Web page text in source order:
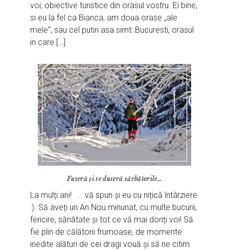
voi, obiective turistice din orasul vostru. Ei bine,
si eu la fel ca Bianca, am doua orase „ale
mele”, sau cel putin asa simt: Bucuresti, orasul
in care […]
Fuseră și se duseră sărbătorile…
La mulți ani! … vă spun și eu cu nițică întârziere
:). Să aveți un An Nou minunat, cu multe bucurii,
fericire, sănătate și tot ce vă mai doriți voi! Să
fie plin de călătorii frumoase, de momente
inedite alături de cei dragi vouă și să ne citim